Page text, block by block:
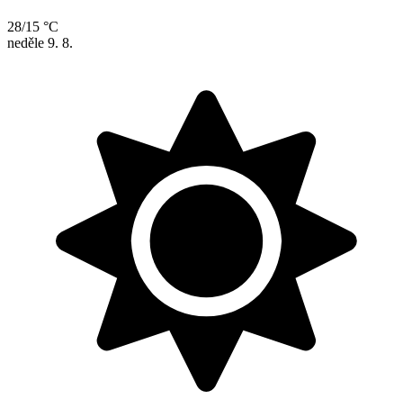
28/15 °C
neděle 9. 8.